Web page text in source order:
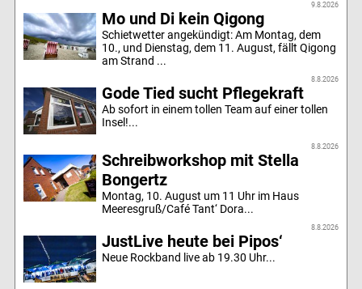
9.8.2026
Mo und Di kein Qigong
Schietwetter angekündigt: Am Montag, dem
10., und Dienstag, dem 11. August, fällt Qigong
am Strand ...
8.8.2026
Gode Tied sucht Pflegekraft
Ab sofort in einem tollen Team auf einer tollen
Insel!...
8.8.2026
Schreibworkshop mit Stella
Bongertz
Montag, 10. August um 11 Uhr im Haus
Meeresgruß/Café Tant‘ Dora...
8.8.2026
JustLive heute bei Pipos‘
Neue Rockband live ab 19.30 Uhr...